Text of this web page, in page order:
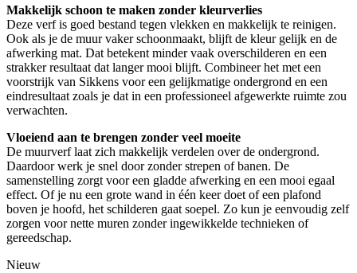
Makkelijk schoon te maken zonder kleurverlies
Deze verf is goed bestand tegen vlekken en makkelijk te reinigen.
Ook als je de muur vaker schoonmaakt, blijft de kleur gelijk en de
afwerking mat. Dat betekent minder vaak overschilderen en een
strakker resultaat dat langer mooi blijft. Combineer het met een
voorstrijk van Sikkens voor een gelijkmatige ondergrond en een
eindresultaat zoals je dat in een professioneel afgewerkte ruimte zou
verwachten.
Vloeiend aan te brengen zonder veel moeite
De muurverf laat zich makkelijk verdelen over de ondergrond.
Daardoor werk je snel door zonder strepen of banen. De
samenstelling zorgt voor een gladde afwerking en een mooi egaal
effect. Of je nu een grote wand in één keer doet of een plafond
boven je hoofd, het schilderen gaat soepel. Zo kun je eenvoudig zelf
zorgen voor nette muren zonder ingewikkelde technieken of
gereedschap.
Nieuw